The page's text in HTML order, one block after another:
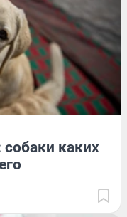
каких